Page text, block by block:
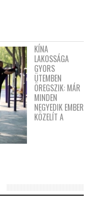
KÍNA
LAKOSSÁGA
GYORS
ÜTEMBEN
ÖREGSZIK: MÁR
MINDEN
NEGYEDIK EMBER
KÖZELÍT A